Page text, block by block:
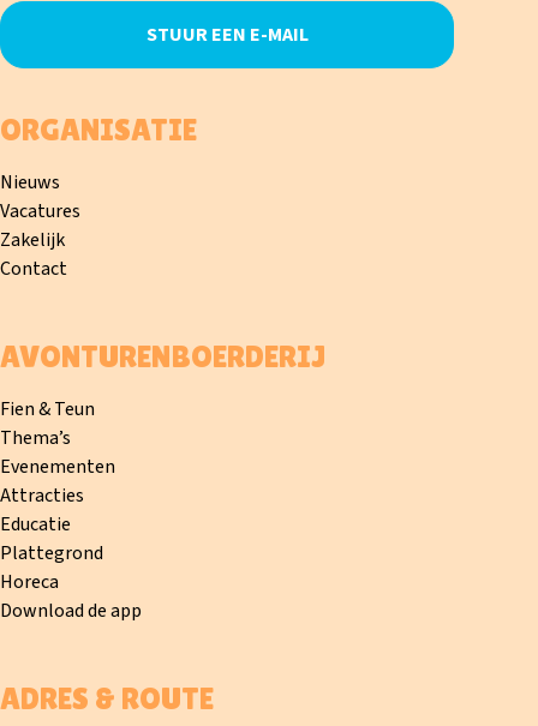
STUUR EEN E-MAIL
ORGANISATIE
Nieuws
Vacatures
Zakelijk
Contact
AVONTURENBOERDERIJ
Fien & Teun
Thema’s
Evenementen
Attracties
Educatie
Plattegrond
Horeca
Download de app
ADRES & ROUTE